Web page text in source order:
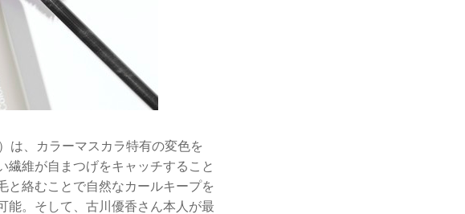
は、カラーマスカラ特有の変色を
繊維が自まつげをキャッチすること
と絡むことで自然なカールキープを
能。そして、古川優香さん本人が最